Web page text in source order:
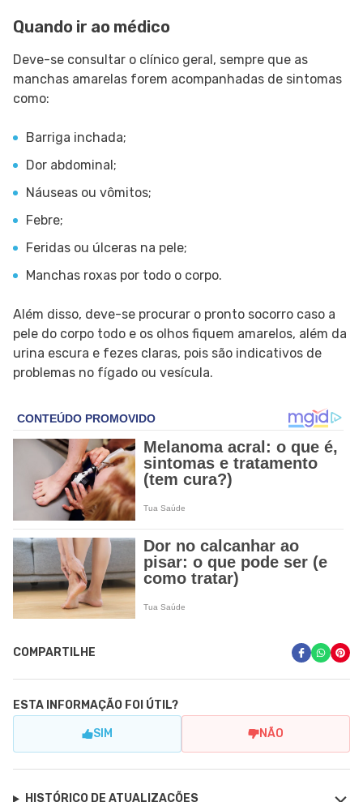
Quando ir ao médico
Deve-se consultar o clínico geral, sempre que as
manchas amarelas forem acompanhadas de sintomas
como:
Barriga inchada;
Dor abdominal;
Náuseas ou vômitos;
Febre;
Feridas ou úlceras na pele;
Manchas roxas por todo o corpo.
Além disso, deve-se procurar o pronto socorro caso a
pele do corpo todo e os olhos fiquem amarelos, além da
urina escura e fezes claras, pois são indicativos de
problemas no fígado ou vesícula.
COMPARTILHE
ESTA INFORMAÇÃO FOI ÚTIL?
SIM NÃO
HISTÓRICO DE ATUALIZAÇÕES